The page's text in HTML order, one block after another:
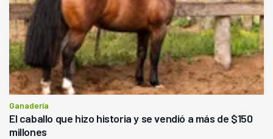
Ganadería
El caballo que hizo historia y se vendió a más de $150
millones